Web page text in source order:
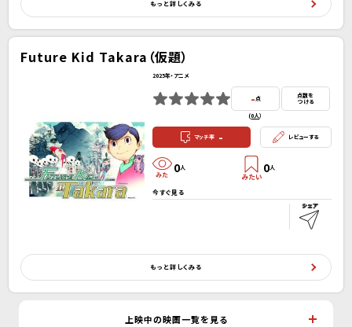
もっと詳しくみる
Future Kid Takara（仮題）
2025年・アニメ
-点
(0人）
点数を
つける
マッチ率 - レビューする
0人 0人
今すぐ見る
もっと詳しくみる
上映中の映画一覧を見る